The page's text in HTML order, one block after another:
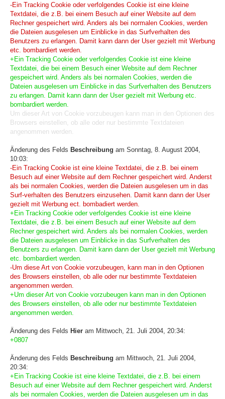
-Ein Tracking Cookie oder verfolgendes Cookie ist eine kleine
Textdatei, die z.B. bei einem Besuch auf einer Website auf dem
Rechner gespeichert wird. Anders als bei normalen Cookies, werden
die Dateien ausgelesen um Einblicke in das Surfverhalten des
Benutzers zu erlangen. Damit kann dann der User gezielt mit Werbung
etc. bombardiert werden.
+Ein Tracking Cookie oder verfolgendes Cookie ist eine kleine
Textdatei, die bei einem Besuch einer Website auf dem Rechner
gespeichert wird. Anders als bei normalen Cookies, werden die
Dateien ausgelesen um Einblicke in das Surfverhalten des Benutzers
zu erlangen. Damit kann dann der User gezielt mit Werbung etc.
bombardiert werden.
Um dieser Art von Cookie vorzubeugen kann man in den Optionen des
Browsers einstellen, ob alle oder nur bestimmte Textdateien
angenommen werden.
Änderung des Felds Beschreibung am Sonntag, 8. August 2004,
10:03:
-Ein Tracking Cookie ist eine kleine Textdatei, die z.B. bei einem
Besuch auf einer Website auf dem Rechner gespeichert wird. Anderst
als bei normalen Cookies, werden die Dateien ausgelesen um in das
Surf-verhalten des Benutzers einzusehen. Damit kann dann der User
gezielt mit Werbung ect. bombadiert werden.
+Ein Tracking Cookie oder verfolgendes Cookie ist eine kleine
Textdatei, die z.B. bei einem Besuch auf einer Website auf dem
Rechner gespeichert wird. Anders als bei normalen Cookies, werden
die Dateien ausgelesen um Einblicke in das Surfverhalten des
Benutzers zu erlangen. Damit kann dann der User gezielt mit Werbung
etc. bombardiert werden.
-Um diese Art von Cookie vorzubeugen, kann man in den Optionen
des Browsers einstellen, ob alle oder nur bestimmte Textdateien
angenommen werden.
+Um dieser Art von Cookie vorzubeugen kann man in den Optionen
des Browsers einstellen, ob alle oder nur bestimmte Textdateien
angenommen werden.
Änderung des Felds Hier am Mittwoch, 21. Juli 2004, 20:34:
+0807
Änderung des Felds Beschreibung am Mittwoch, 21. Juli 2004,
20:34:
+Ein Tracking Cookie ist eine kleine Textdatei, die z.B. bei einem
Besuch auf einer Website auf dem Rechner gespeichert wird. Anderst
als bei normalen Cookies, werden die Dateien ausgelesen um in das